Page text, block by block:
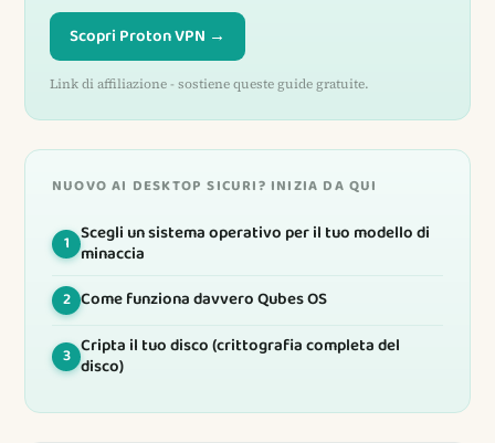
Scopri Proton VPN →
Link di affiliazione - sostiene queste guide gratuite.
NUOVO AI DESKTOP SICURI? INIZIA DA QUI
1 Scegli un sistema operativo per il tuo modello di
minaccia
2 Come funziona davvero Qubes OS
3 Cripta il tuo disco (crittografia completa del
disco)